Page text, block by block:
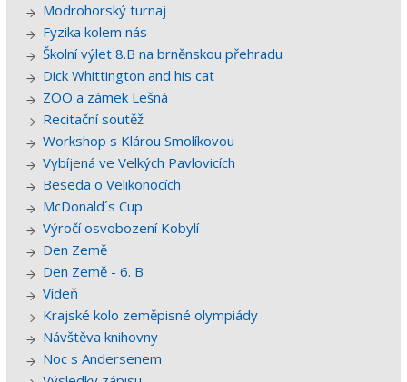
Modrohorský turnaj
Fyzika kolem nás
Školní výlet 8.B na brněnskou přehradu
Dick Whittington and his cat
ZOO a zámek Lešná
Recitační soutěž
Workshop s Klárou Smolíkovou
Vybíjená ve Velkých Pavlovicích
Beseda o Velikonocích
McDonald´s Cup
Výročí osvobození Kobylí
Den Země
Den Země - 6. B
Vídeň
Krajské kolo zeměpisné olympiády
Návštěva knihovny
Noc s Andersenem